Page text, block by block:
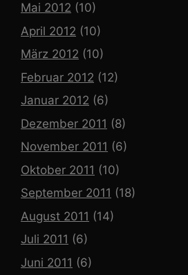
Mai 2012 (10)
April 2012 (10)
März 2012 (10)
Februar 2012 (12)
Januar 2012 (6)
Dezember 2011 (8)
November 2011 (6)
Oktober 2011 (10)
September 2011 (18)
August 2011 (14)
Juli 2011 (6)
Juni 2011 (6)